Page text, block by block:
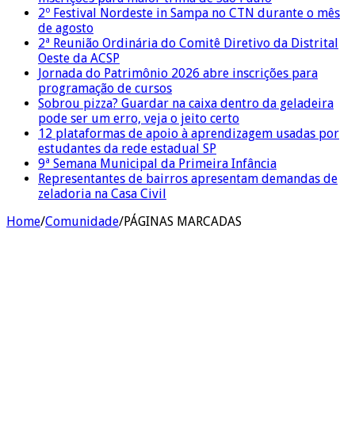
2º Festival Nordeste in Sampa no CTN durante o mês
de agosto
2ª Reunião Ordinária do Comitê Diretivo da Distrital
Oeste da ACSP
Jornada do Patrimônio 2026 abre inscrições para
programação de cursos
Sobrou pizza? Guardar na caixa dentro da geladeira
pode ser um erro, veja o jeito certo
12 plataformas de apoio à aprendizagem usadas por
estudantes da rede estadual SP
9ª Semana Municipal da Primeira Infância
Representantes de bairros apresentam demandas de
zeladoria na Casa Civil
Home/Comunidade/PÁGINAS MARCADAS